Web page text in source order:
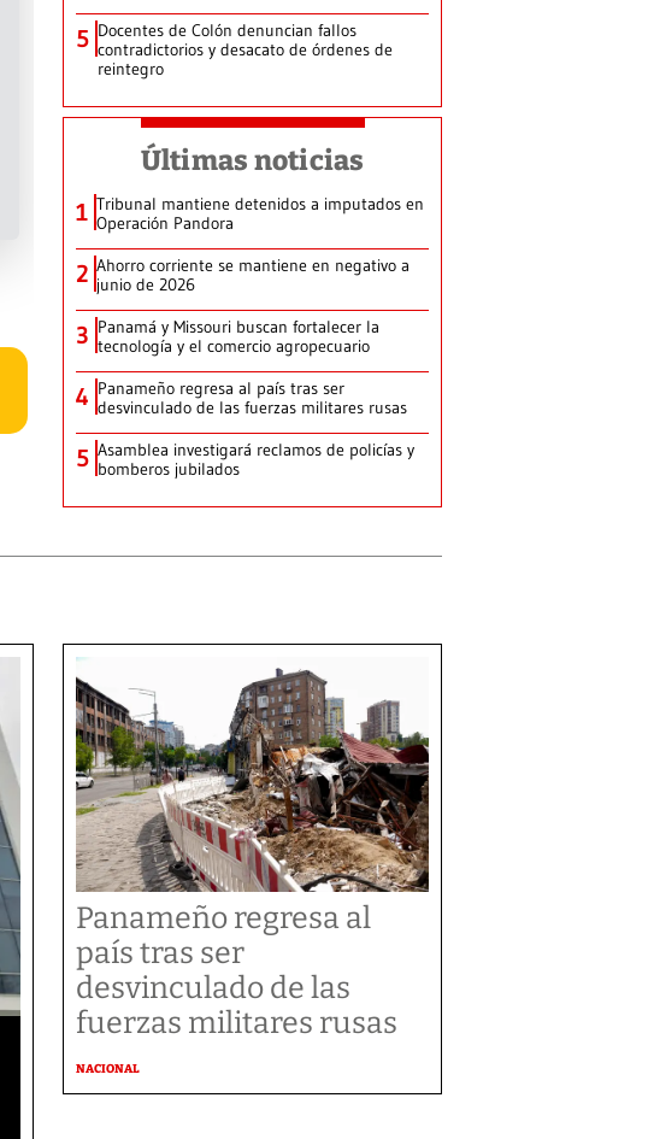
5 Docentes de Colón denuncian fallos
contradictorios y desacato de órdenes de
reintegro
Últimas noticias
1 Tribunal mantiene detenidos a imputados en
Operación Pandora
2 Ahorro corriente se mantiene en negativo a
junio de 2026
3 Panamá y Missouri buscan fortalecer la
tecnología y el comercio agropecuario
4 Panameño regresa al país tras ser
desvinculado de las fuerzas militares rusas
5 Asamblea investigará reclamos de policías y
bomberos jubilados
Panameño regresa al
país tras ser
desvinculado de las
fuerzas militares rusas
NACIONAL